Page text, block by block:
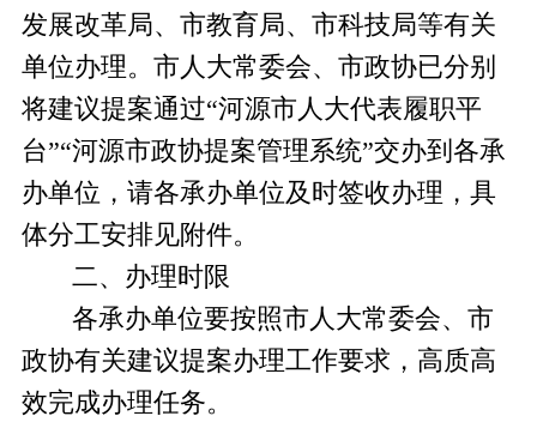
发展改革局、市教育局、市科技局等有关
单位办理。市人大常委会、市政协已分别
将建议提案通过“河源市人大代表履职平
台”“河源市政协提案管理系统”交办到各承
办单位，请各承办单位及时签收办理，具
体分工安排见附件。
二、办理时限
各承办单位要按照市人大常委会、市
政协有关建议提案办理工作要求，高质高
效完成办理任务。